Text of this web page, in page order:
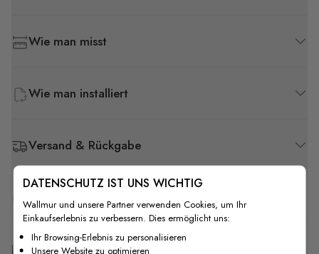
Wie man misst
Wie man installiert
Versand & Rückgabe
F.A.Q
Kostenlose Anpassung
DATENSCHUTZ IST UNS WICHTIG
Wallmur und unsere Partner verwenden Cookies, um Ihr
Einkaufserlebnis zu verbessern. Dies ermöglicht uns:
Ihr Browsing-Erlebnis zu personalisieren
Unsere Website zu optimieren